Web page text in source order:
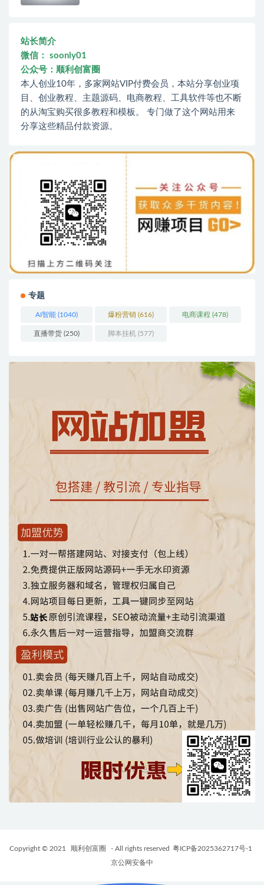
站长简介
微信： soonly01
公众号：顺利创富圈
本人创业10年，多家网站VIP付费会员，本站分享创业项
目、创业教程、主题源码、电商教程、工具软件等也不断
的从淘宝购买很多教程和模板。 专门做了这个网站用来
分享这些精品付款资源。
专题
AI智能 (1040) 爆粉营销 (616) 电商课程 (478)
直播带货 (250) 脚本挂机 (577)
Copyright © 2021 顺利创富圈 - All rights reserved 粤ICP备2025362717号-1
京公网安备中